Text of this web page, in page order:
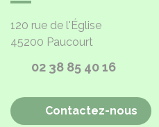
120 rue de l'Église
45200 Paucourt
02 38 85 40 16
Contactez-nous